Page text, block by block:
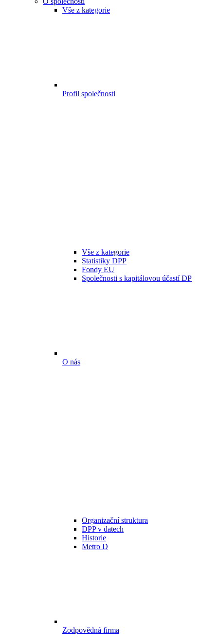
Vše z kategorie
Profil společnosti
Vše z kategorie
Statistiky DPP
Fondy EU
Společnosti s kapitálovou účastí DP
O nás
Organizační struktura
DPP v datech
Historie
Metro D
Zodpovědná firma